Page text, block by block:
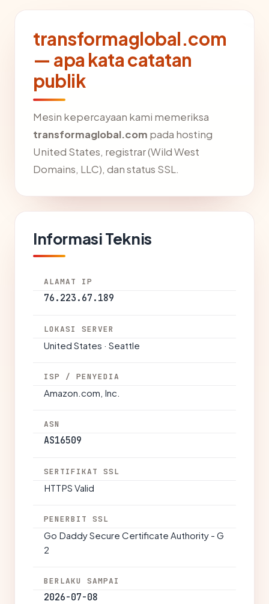
transformaglobal.com
— apa kata catatan
publik
Mesin kepercayaan kami memeriksa
transformaglobal.com pada hosting
United States, registrar (Wild West
Domains, LLC), dan status SSL.
Informasi Teknis
ALAMAT IP
76.223.67.189
LOKASI SERVER
United States · Seattle
ISP / PENYEDIA
Amazon.com, Inc.
ASN
AS16509
SERTIFIKAT SSL
HTTPS Valid
PENERBIT SSL
Go Daddy Secure Certificate Authority - G
2
BERLAKU SAMPAI
2026-07-08